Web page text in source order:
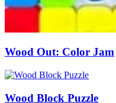
Wood Out: Color Jam
Wood Block Puzzle